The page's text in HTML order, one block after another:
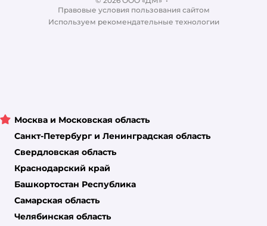
Правовые условия пользования сайтом
Используем рекомендательные технологии
Москва и Московская область
Санкт-Петербург и Ленинградская область
Свердловская область
Краснодарский край
Башкортостан Республика
Самарская область
Челябинская область